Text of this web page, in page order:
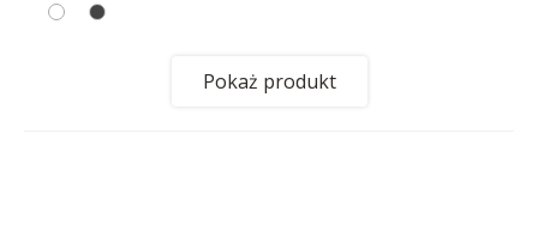
Pokaż produkt